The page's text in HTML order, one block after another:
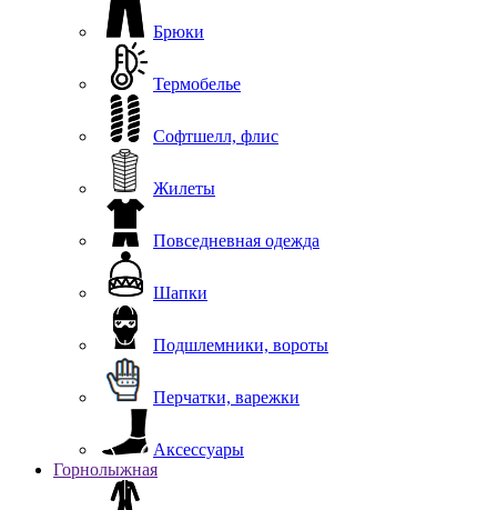
Брюки
Термобелье
Софтшелл, флис
Жилеты
Повседневная одежда
Шапки
Подшлемники, вороты
Перчатки, варежки
Аксессуары
Горнолыжная